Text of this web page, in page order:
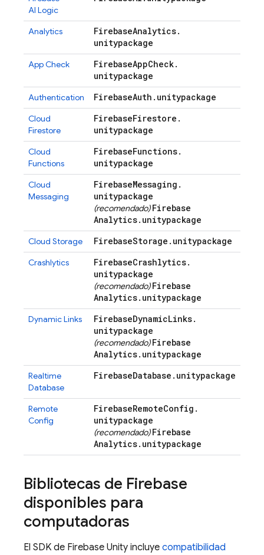
AI Logic
Analytics FirebaseAnalytics.
unitypackage
App Check FirebaseAppCheck.
unitypackage
Authentication FirebaseAuth . unitypackage
Cloud
Firestore
FirebaseFirestore .
unitypackage
Cloud
Functions
FirebaseFunctions.
unitypackage
Cloud
Messaging
FirebaseMessaging .
unitypackage
(recomendado) Firebase
Analytics. unitypackage
Cloud Storage FirebaseStorage . unitypackage
Crashlytics FirebaseCrashlytics.
unitypackage
(recomendado) Firebase
Analytics. unitypackage
Dynamic Links FirebaseDynamicLinks.
unitypackage
(recomendado) Firebase
Analytics. unitypackage
Realtime
Database
FirebaseDatabase . unitypackage
Remote
Config
FirebaseRemoteConfig .
unitypackage
(recomendado) Firebase
Analytics. unitypackage
Bibliotecas de Firebase
disponibles para
computadoras
El SDK de Firebase Unity incluye compatibilidad